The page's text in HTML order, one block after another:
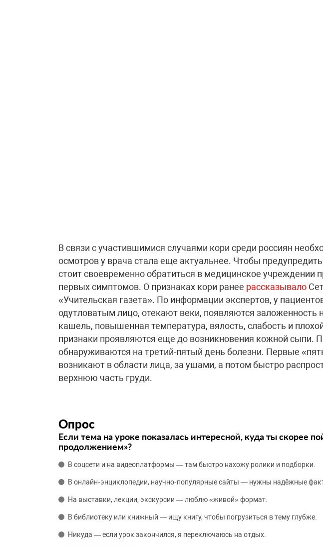
В связи с участившимися случаями кори среди россиян
осмотров у врача стала еще актуальнее. Чтобы
стоит своевременно обратиться в медицинское учреждении
первых симптомов. О признаках кори ранее рассказывало
«Учительская газета». По информации экспертов, у
одутловатым лицо, отекают веки, появляются заложенность
кашель, повышенная температура, вялость, слабость и
признаки проявляются еще до возникновения кожной сыпи.
обнаруживаются на третий-пятый день болезни. Первые
возникают в области лица, за ушами, а потом быстро
верхнюю часть груди.
Опрос
Если тема на уроке показалась интересной, куда ты скорее
продолжением»?
В соцсети и на видеоплатформы — там быстро нахожу ролики и подборки.
В онлайн‑энциклопедии, научно‑популярные сайты — нужны надёжные
На выставки, лекции, экскурсии — люблю «живой» формат.
В библиотеку или книжный — ищу книгу, чтобы погрузиться в тему глубже.
Никуда — если урок закончился, я переключаюсь на отдых.